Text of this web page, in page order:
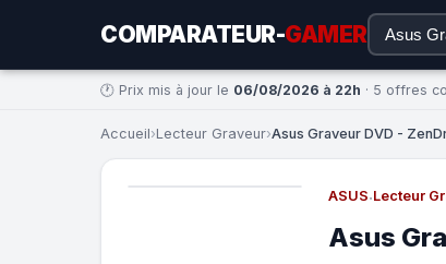
COMPARATEUR-GAMER
🕐 Prix mis à jour le 06/08/2026 à 22h · 5 offres
Accueil›Lecteur Graveur›Asus Graveur DVD -
ASUS·Lecteur
Asus